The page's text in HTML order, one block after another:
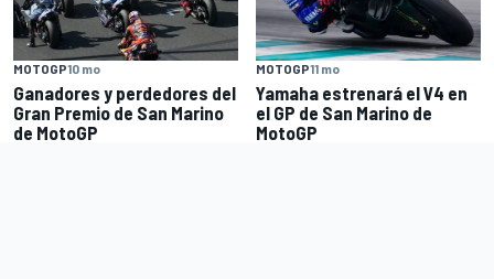
MOTOGP10 mo
Ganadores y perdedores del
Gran Premio de San Marino
de MotoGP
MOTOGP11 mo
Yamaha estrenará el V4 en
el GP de San Marino de
MotoGP